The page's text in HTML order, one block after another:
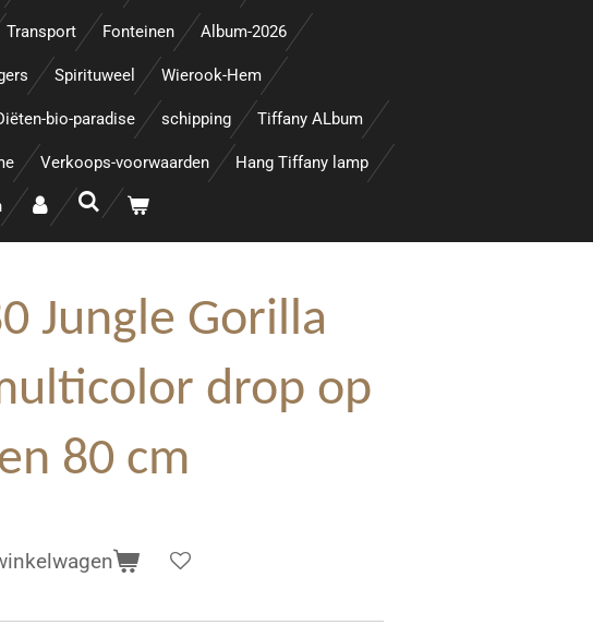
Transport Fonteinen Album-2026
Spirituweel Wierook-Hem
bio-paradise schipping Tiffany ALbum
Verkoops-voorwaarden Hang Tiffany lamp
Jungle Gorilla
drop op
80 cm